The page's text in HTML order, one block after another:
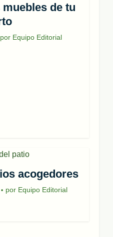
de tu
por Equipo Editorial
acogedores
por Equipo Editorial